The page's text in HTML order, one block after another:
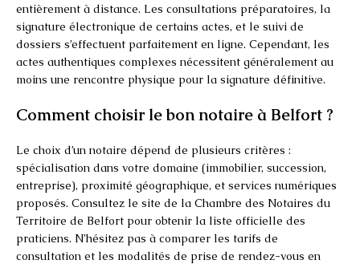
entièrement à distance. Les consultations préparatoires, la
signature électronique de certains actes, et le suivi de
dossiers s’effectuent parfaitement en ligne. Cependant, les
actes authentiques complexes nécessitent généralement au
moins une rencontre physique pour la signature définitive.
Comment choisir le bon notaire à Belfort ?
Le choix d’un notaire dépend de plusieurs critères :
spécialisation dans votre domaine (immobilier, succession,
entreprise), proximité géographique, et services numériques
proposés. Consultez le site de la Chambre des Notaires du
Territoire de Belfort pour obtenir la liste officielle des
praticiens. N’hésitez pas à comparer les tarifs de
consultation et les modalités de prise de rendez-vous en